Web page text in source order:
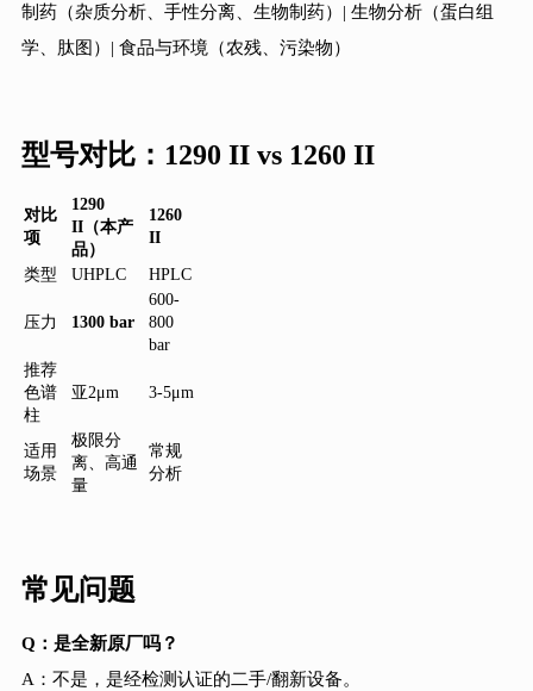
制药（杂质分析、手性分离、生物制药）| 生物分析（蛋白组
学、肽图）| 食品与环境（农残、污染物）
型号对比：1290 II vs 1260 II
对比
项
1290
II（本产
品）
1260
II
类型 UHPLC HPLC
压力 1300 bar
600-
800
bar
推荐
色谱
柱
亚2μm 3-5μm
适用
场景
极限分
离、高通
量
常规
分析
常见问题
Q：是全新原厂吗？
A：不是，是经检测认证的二手/翻新设备。